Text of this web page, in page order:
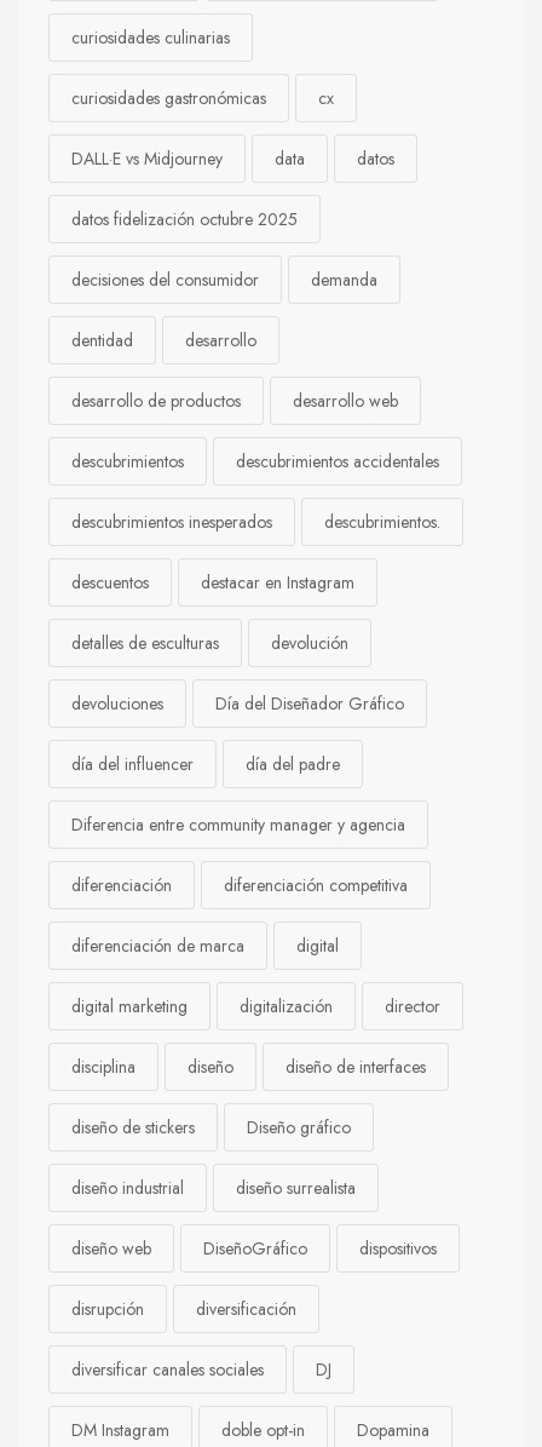
curiosidades culinarias
curiosidades gastronómicas cx
DALL·E vs Midjourney data datos
datos fidelización octubre 2025
decisiones del consumidor demanda
dentidad desarrollo
desarrollo de productos desarrollo web
descubrimientos descubrimientos accidentales
descubrimientos inesperados descubrimientos.
descuentos destacar en Instagram
detalles de esculturas devolución
devoluciones Día del Diseñador Gráfico
día del influencer día del padre
Diferencia entre community manager y agencia
diferenciación diferenciación competitiva
diferenciación de marca digital
digital marketing digitalización director
disciplina diseño diseño de interfaces
diseño de stickers Diseño gráfico
diseño industrial diseño surrealista
diseño web DiseñoGráfico dispositivos
disrupción diversificación
diversificar canales sociales DJ
DM Instagram doble opt-in Dopamina